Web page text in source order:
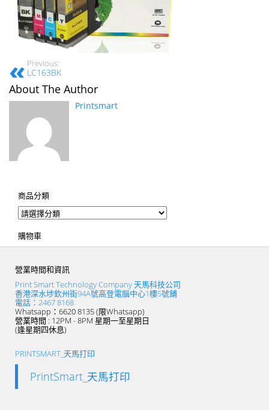
Previous:
LC163BK
About The Author
Printsmart
商品分類
購物車
營業時間和資訊
Print Smart Technology Company 天馬科技公司
香港深水埗欽州街94A號高登電腦中心1樓5號鋪
電話：2467 8168
Whatsapp：6620 8135 (限Whatsapp)
營業時間 : 12PM - 8PM 星期一至星期日
(逢星期四休息)
PRINTSMART_天馬打印
PrintSmart_天馬打印